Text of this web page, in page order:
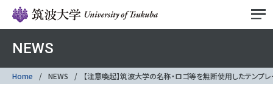
NEWS
Home NEWS 【注意喚起】筑波大学の名称・ロゴ等を無断使用したテンプ